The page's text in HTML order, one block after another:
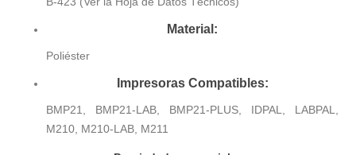
Material:
Poliéster
Impresoras Compatibles:
BMP21, BMP21-LAB, BMP21-PLUS, IDPAL, LABPAL,
M210, M210-LAB, M211